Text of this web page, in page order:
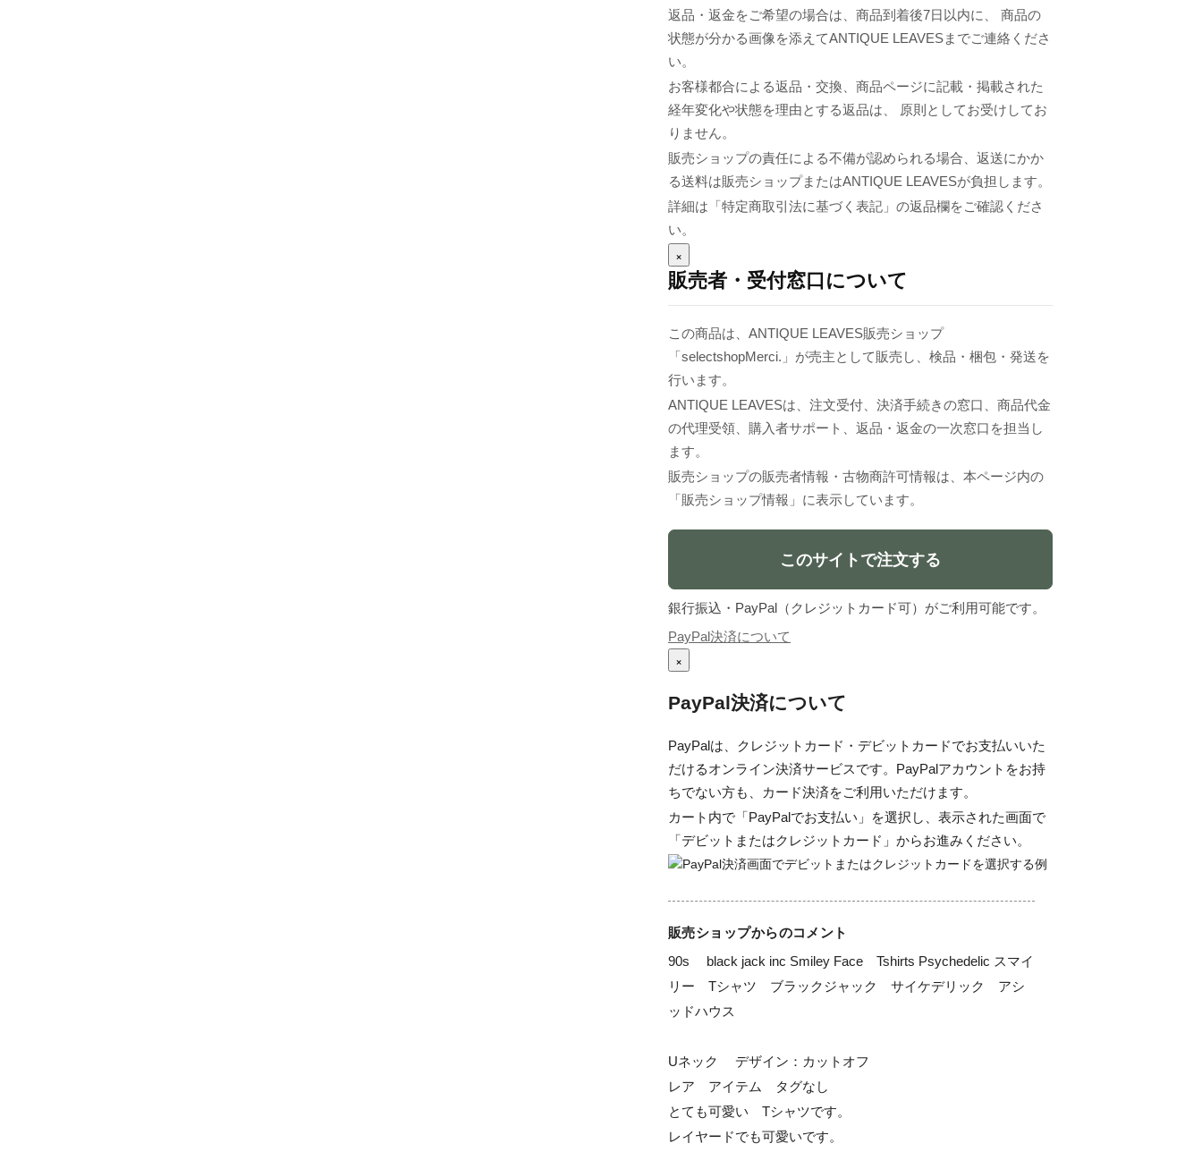
返品・返金をご希望の場合は、商品到着後7日以内に、 商品の
状態が分かる画像を添えてANTIQUE LEAVESまでご連絡くださ
い。
お客様都合による返品・交換、商品ページに記載・掲載された
経年変化や状態を理由とする返品は、 原則としてお受けしてお
りません。
販売ショップの責任による不備が認められる場合、返送にかか
る送料は販売ショップまたはANTIQUE LEAVESが負担します。
詳細は「特定商取引法に基づく表記」の返品欄をご確認くださ
い。
×
販売者・受付窓口について
この商品は、ANTIQUE LEAVES販売ショップ
「selectshopMerci.」が売主として販売し、検品・梱包・発送を
行います。
ANTIQUE LEAVESは、注文受付、決済手続きの窓口、商品代金
の代理受領、購入者サポート、返品・返金の一次窓口を担当し
ます。
販売ショップの販売者情報・古物商許可情報は、本ページ内の
「販売ショップ情報」に表示しています。
このサイトで注文する
銀行振込・PayPal（クレジットカード可）がご利用可能です。
PayPal決済について
×
PayPal決済について
PayPalは、クレジットカード・デビットカードでお支払いいた
だけるオンライン決済サービスです。PayPalアカウントをお持
ちでない方も、カード決済をご利用いただけます。
カート内で「PayPalでお支払い」を選択し、表示された画面で
「デビットまたはクレジットカード」からお進みください。
販売ショップからのコメント
90s　 black jack inc Smiley Face　Tshirts Psychedelic スマイ
リー　Tシャツ　ブラックジャック　サイケデリック　アシ
ッドハウス
Uネック　 デザイン：カットオフ
レア　アイテム　タグなし
とても可愛い　Tシャツです。
レイヤードでも可愛いです。